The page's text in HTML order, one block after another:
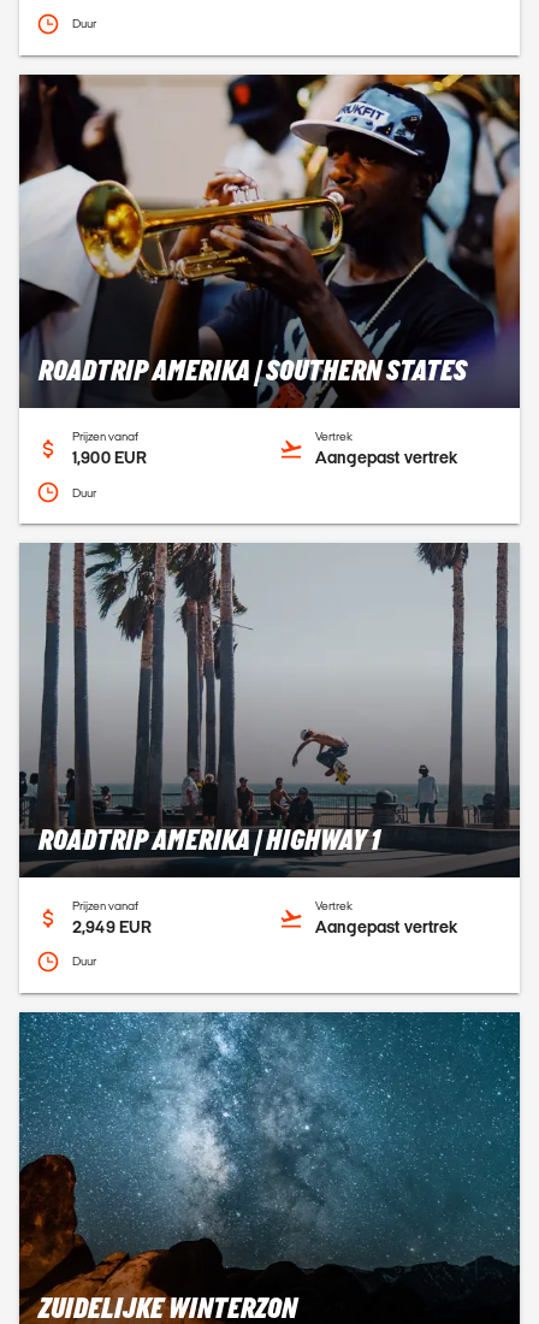
Duur
ROADTRIP AMERIKA | SOUTHERN STATES
Prijzen vanaf
1,900 EUR
Duur
Vertrek
Aangepast vertrek
ROADTRIP AMERIKA | HIGHWAY 1
Prijzen vanaf
2,949 EUR
Duur
Vertrek
Aangepast vertrek
ZUIDELIJKE WINTERZON